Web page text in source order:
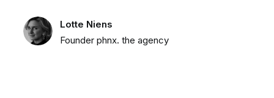
Lotte Niens
Founder phnx. the agency